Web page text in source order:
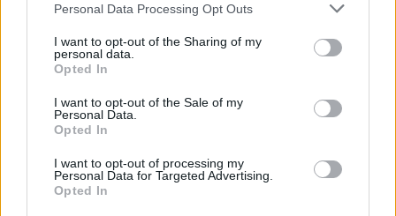
Personal Data Processing Opt Outs
I want to opt-out of the Sharing of my
personal data.
Opted In
I want to opt-out of the Sale of my
Personal Data.
Opted In
I want to opt-out of processing my
Personal Data for Targeted Advertising.
Opted In